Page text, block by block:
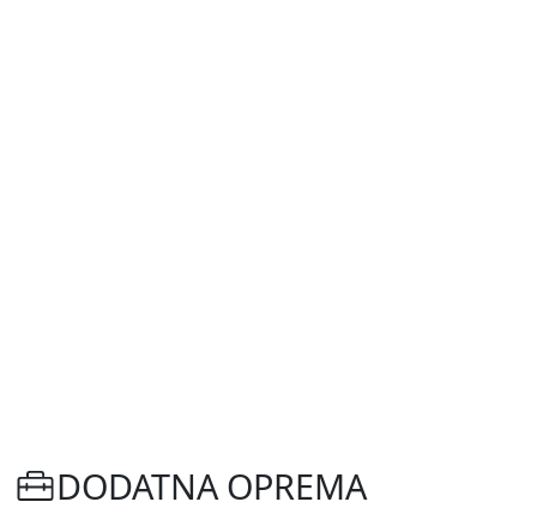
DODATNA OPREMA